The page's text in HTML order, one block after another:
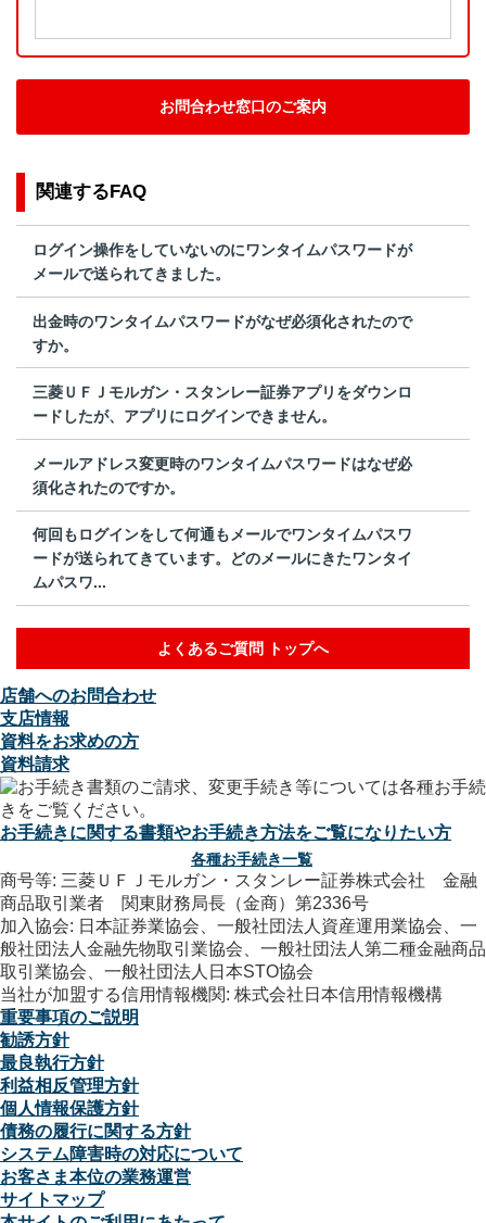
お問合わせ窓口のご案内
関連するFAQ
ログイン操作をしていないのにワンタイムパスワードが
メールで送られてきました。
出金時のワンタイムパスワードがなぜ必須化されたので
すか。
三菱ＵＦＪモルガン・スタンレー証券アプリをダウンロ
ードしたが、アプリにログインできません。
メールアドレス変更時のワンタイムパスワードはなぜ必
須化されたのですか。
何回もログインをして何通もメールでワンタイムパスワ
ードが送られてきています。どのメールにきたワンタイ
ムパスワ...
よくあるご質問 トップへ
店舗へのお問合わせ
支店情報
資料をお求めの方
資料請求
お手続きに関する書類やお手続き方法をご覧になりたい方
各種お手続き一覧
商号等: 三菱ＵＦＪモルガン・スタンレー証券株式会社 金融
商品取引業者 関東財務局長（金商）第2336号
加入協会: 日本証券業協会、一般社団法人資産運用業協会、一
般社団法人金融先物取引業協会、一般社団法人第二種金融商品
取引業協会、一般社団法人日本STO協会
当社が加盟する信用情報機関: 株式会社日本信用情報機構
重要事項のご説明
勧誘方針
最良執行方針
利益相反管理方針
個人情報保護方針
債務の履行に関する方針
システム障害時の対応について
お客さま本位の業務運営
サイトマップ